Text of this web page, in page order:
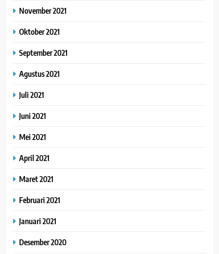
November 2021
Oktober 2021
September 2021
Agustus 2021
Juli 2021
Juni 2021
Mei 2021
April 2021
Maret 2021
Februari 2021
Januari 2021
Desember 2020